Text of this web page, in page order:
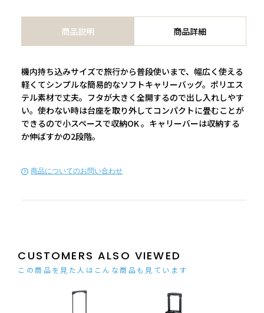
商品説明 商品詳細
機内持ち込みサイズで旅行から普段使いまで、幅広く使える
軽くてシンプルな簡易的なソフトキャリーバッグ。ポリエス
テル素材で丈夫。フタが大きく全開するので出し入れしやす
い。使わない時は台座を取り外してコンパクトに畳むことが
できるので小スペースで収納OK 。キャリーバーは収納する
か伸ばすかの2段階。
商品についてのお問い合わせ
この商品を見た人はこんな商品も見ています
CUSTOMERS ALSO VIEWED